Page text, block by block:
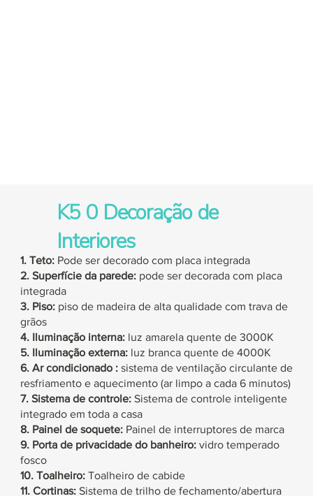
K50 Decoração de
Interiores
1. Teto:Pode ser decorado com placa integrada
2. Superfície da parede:pode ser decorada com placa
integrada
3. Piso:piso de madeira de alta qualidade com trava de
grãos
4. Iluminação interna:luz amarela quente de 3000K
5. Iluminação externa:luz branca quente de 4000K
6. Ar condicionado : sistema de ventilação circulante de
resfriamentoe aquecimento (ar limpo a cada 6 minutos)
7. Sistema de controle:Sistema de controle inteligente
integrado em toda a casa
8. Painel de soquete:Painel de interruptores de marca
9. Porta de privacidade do banheiro:vidro temperado
fosco
10. Toalheiro: Toalheiro de cabide
11. Cortinas: Sistema de trilho de fechamento/abertura